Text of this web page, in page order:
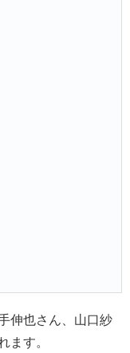
伸也さん、山口紗
ます。